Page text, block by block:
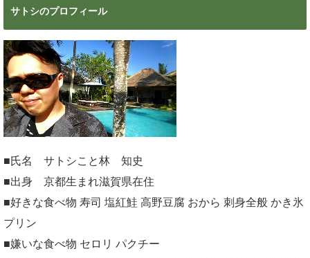
サトシのプロフィール
■氏名 サトシこと林 知史
■出身 京都生まれ滋賀県在住
■好きな食べ物 寿司 塩紅鮭 高野豆腐 おから 刺身全般 かき氷
プリン
■嫌いな食べ物 セロリ パクチー